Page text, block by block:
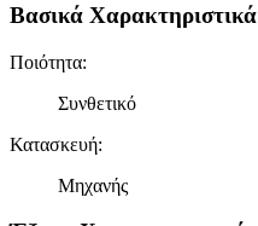
Βασικά Χαρακτηριστικά
Ποιότητα:
Συνθετικό
Κατασκευή:
Μηχανής